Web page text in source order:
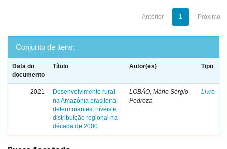
Anterior 1 Próximo
Conjunto de itens:
Data do
documento
Título Autor(es) Tipo
2021
Desenvolvimento rural
na Amazônia brasileira:
determniantes, níveis e
distribuição regional na
década de 2000.
LOBÃO, Mário Sérgio
Pedroza
Livro